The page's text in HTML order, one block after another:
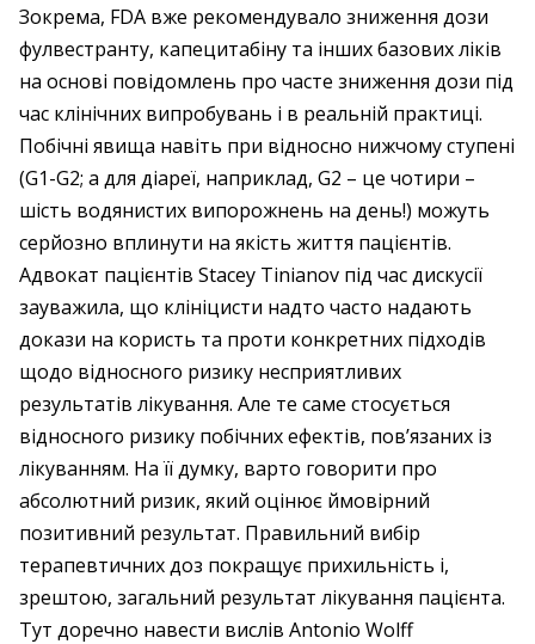
Зокрема, FDA вже рекомендувало зниження дози
фулвестранту, капецитабіну та інших базових ліків
на основі повідомлень про часте зниження дози під
час клінічних випробувань і в реальній практиці.
Побічні явища навіть при відносно нижчому ступені
(G1-G2; а для діареї, наприклад, G2 – це чотири –
шість водянистих випорожнень на день!) можуть
серйозно вплинути на якість життя пацієнтів.
Адвокат пацієнтів Stacey Tinianov під час дискусії
зауважила, що клініцисти надто часто надають
докази на користь та проти конкретних підходів
щодо відносного ризику несприятливих
результатів лікування. Але те саме стосується
відносного ризику побічних ефектів, пов’язаних із
лікуванням. На її думку, варто говорити про
абсолютний ризик, який оцінює ймовірний
позитивний результат. Правильний вибір
терапевтичних доз покращує прихильність і,
зрештою, загальний результат лікування пацієнта.
Тут доречно навести вислів Antonio Wolff